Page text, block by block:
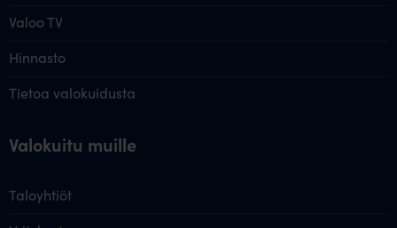
Valoo TV
Hinnasto
Tietoa valokuidusta
Valokuitu muille
Taloyhtiöt